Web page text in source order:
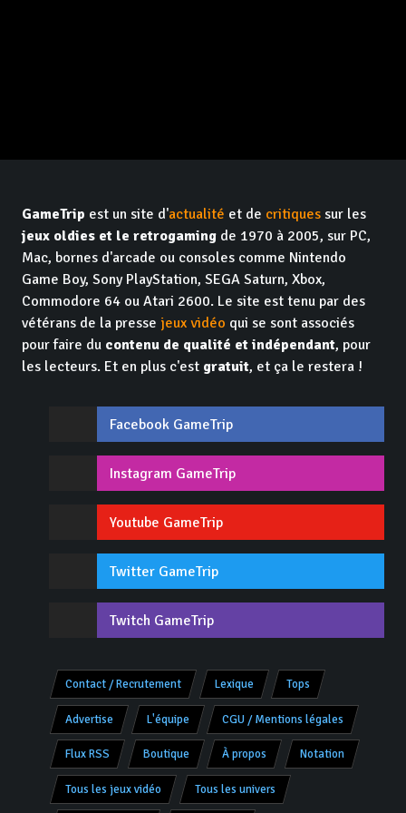
GameTrip est un site d'actualité et de critiques sur les
jeux oldies et le retrogaming de 1970 à 2005, sur PC,
Mac, bornes d'arcade ou consoles comme Nintendo
Game Boy, Sony PlayStation, SEGA Saturn, Xbox,
Commodore 64 ou Atari 2600. Le site est tenu par des
vétérans de la presse jeux vidéo qui se sont associés
pour faire du contenu de qualité et indépendant, pour
les lecteurs. Et en plus c'est gratuit, et ça le restera !
Facebook GameTrip
Instagram GameTrip
Youtube GameTrip
Twitter GameTrip
Twitch GameTrip
Contact / Recrutement Lexique Tops
Advertise L'équipe CGU / Mentions légales
Flux RSS Boutique À propos Notation
Tous les jeux vidéo Tous les univers